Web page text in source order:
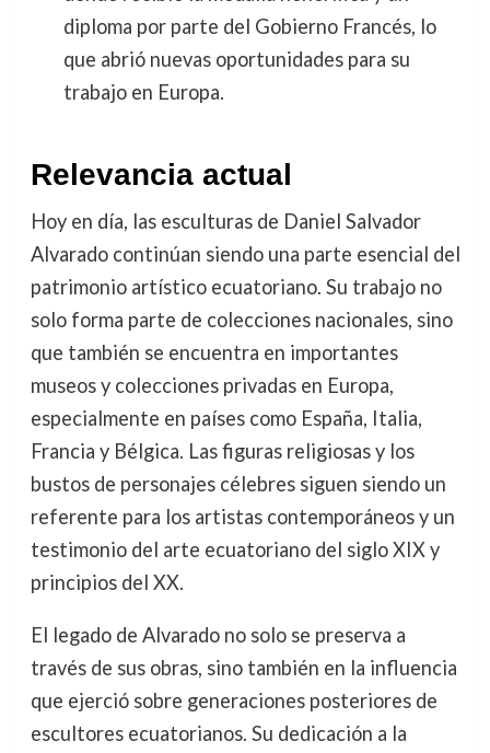
diploma por parte del Gobierno Francés, lo
que abrió nuevas oportunidades para su
trabajo en Europa.
Relevancia actual
Hoy en día, las esculturas de Daniel Salvador
Alvarado continúan siendo una parte esencial del
patrimonio artístico ecuatoriano. Su trabajo no
solo forma parte de colecciones nacionales, sino
que también se encuentra en importantes
museos y colecciones privadas en Europa,
especialmente en países como España, Italia,
Francia y Bélgica. Las figuras religiosas y los
bustos de personajes célebres siguen siendo un
referente para los artistas contemporáneos y un
testimonio del arte ecuatoriano del siglo XIX y
principios del XX.
El legado de Alvarado no solo se preserva a
través de sus obras, sino también en la influencia
que ejerció sobre generaciones posteriores de
escultores ecuatorianos. Su dedicación a la